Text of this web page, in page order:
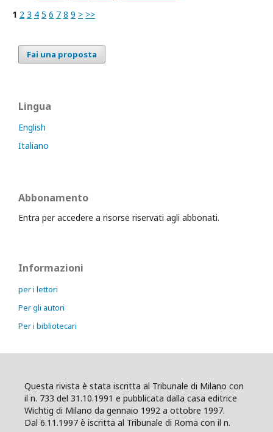
1 2 3 4 5 6 7 8 9 > >>
Fai una proposta
Lingua
English
Italiano
Abbonamento
Entra per accedere a risorse riservati agli abbonati.
Informazioni
per i lettori
Per gli autori
Per i bibliotecari
Questa rivista è stata iscritta al Tribunale di Milano con
il n. 733 del 31.10.1991 e pubblicata dalla casa editrice
Wichtig di Milano da gennaio 1992 a ottobre 1997.
Dal 6.11.1997 è iscritta al Tribunale di Roma con il n.